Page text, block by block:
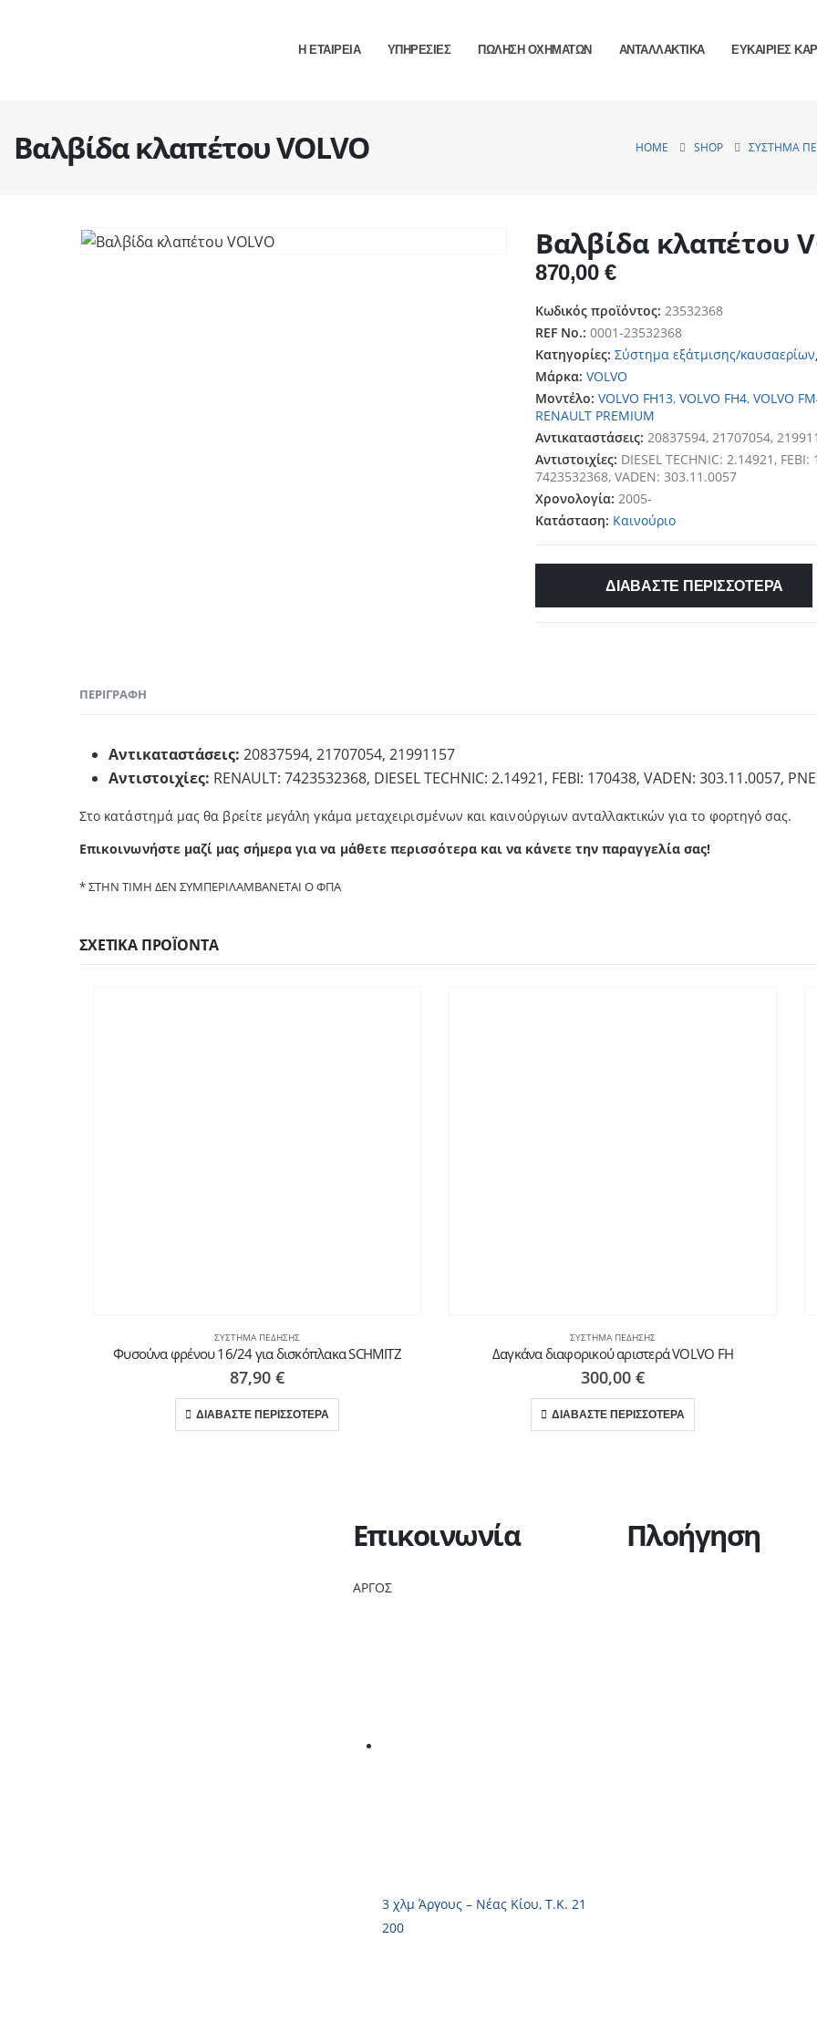
Η ΕΤΑΙΡΕΙΑ ΥΠΗΡΕΣΙΕΣ ΠΩΛΗΣΗ ΟΧΗΜΑΤΩΝ ΑΝΤΑΛΛΑΚΤΙΚΑ ΕΥΚΑΙΡΙΕΣ
Βαλβίδα κλαπέτου VOLVO HOME SHOP ΣΎΣΤΗΜΑ
Βαλβίδα κλαπέτου
870,00 €
Κωδικός προϊόντος: 23532368
REF No.: 0001-23532368
Κατηγορίες: Σύστημα εξάτμισης/καυσαερίων,
Μάρκα: VOLVO
Μοντέλο: VOLVO FH13, VOLVO FH4, VOLVO
RENAULT PREMIUM
Αντικαταστάσεις: 20837594, 21707054,
Αντιστοιχίες: DIESEL TECHNIC: 2.14921,
7423532368, VADEN: 303.11.0057
Χρονολογία: 2005-
Κατάσταση: Καινούριο
ΔΙΑΒΑΣΤΕ ΠΕΡΙΣΣΟΤΕΡΑ
ΠΕΡΙΓΡΑΦΉ
Αντικαταστάσεις: 20837594, 21707054, 21991157
Αντιστοιχίες: RENAULT: 7423532368, DIESEL TECHNIC: 2.14921, FEBI: 170438, VADEN: 303.11.0057,
Στο κατάστημά μας θα βρείτε μεγάλη γκάμα μεταχειρισμένων και καινούργιων ανταλλακτικών για το φορτηγό σας.
Επικοινωνήστε μαζί μας σήμερα για να μάθετε περισσότερα και να κάνετε την παραγγελία σας!
* ΣΤΗΝ ΤΙΜΗ ΔΕΝ ΣΥΜΠΕΡΙΛΑΜΒΑΝΕΤΑΙ Ο ΦΠΑ
ΣΧΕΤΙΚΆ ΠΡΟΪΌΝΤΑ
ΣΎΣΤΗΜΑ ΠΈΔΗΣΗΣ
Φυσούνα φρένου 16/24 για δισκόπλακα SCHMITZ
87,90 €
ΔΙΑΒΑΣΤΕ ΠΕΡΙΣΣΟΤΕΡΑ
ΣΎΣΤΗΜΑ ΠΈΔΗΣΗΣ
Δαγκάνα διαφορικού αριστερά VOLVO FH
300,00 €
ΔΙΑΒΑΣΤΕ ΠΕΡΙΣΣΟΤΕΡΑ
Επικοινωνία
ΑΡΓΟΣ
3 χλμ Άργους – Νέας Κίου, Τ.Κ. 21
200
Πλοήγηση